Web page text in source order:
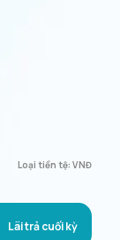
Loại tiền tệ: VNĐ
Lãi trả cuối kỳ